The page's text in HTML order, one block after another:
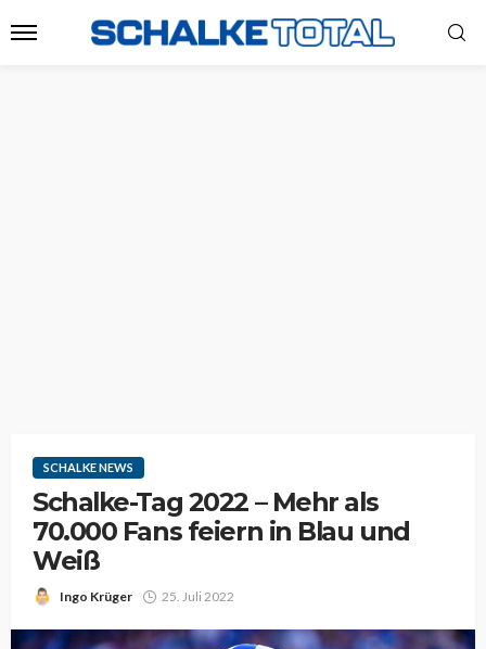
SCHALKE NEWS
Schalke-Tag 2022 – Mehr als
70.000 Fans feiern in Blau und
Weiß
Ingo Krüger 25. Juli 2022